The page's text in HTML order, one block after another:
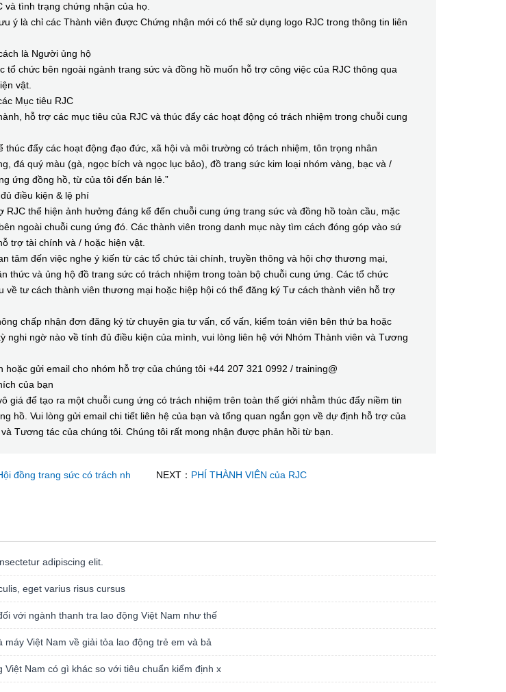
và tình trạng chứng nhận của họ.
là chỉ các Thành viên được Chứng nhận mới có thể sử dụng logo RJC trong thông tin liên
là Người ủng hộ
chức bên ngoài ngành trang sức và đồng hồ muốn hỗ trợ công việc của RJC thông qua
vật.
Mục tiêu RJC
hỗ trợ các mục tiêu của RJC và thúc đẩy các hoạt động có trách nhiệm trong chuỗi cung
đẩy các hoạt động đạo đức, xã hội và môi trường có trách nhiệm, tôn trọng nhân
đá quý màu (gà, ngọc bích và ngọc lục bảo), đồ trang sức kim loại nhóm vàng, bạc và /
ứng đồng hồ, từ của tôi đến bán lẻ.”
điều kiện & lệ phí
thể hiện ảnh hưởng đáng kể đến chuỗi cung ứng trang sức và đồng hồ toàn cầu, mặc
ngoài chuỗi cung ứng đó. Các thành viên trong danh mục này tìm cách đóng góp vào sứ
trợ tài chính và / hoặc hiện vật.
đến việc nghe ý kiến từ các tổ chức tài chính, truyền thông và hội chợ thương mại,
thức và ủng hộ đồ trang sức có trách nhiệm trong toàn bộ chuỗi cung ứng. Các tổ chức
về tư cách thành viên thương mại hoặc hiệp hội có thể đăng ký Tư cách thành viên hỗ trợ
chấp nhận đơn đăng ký từ chuyên gia tư vấn, cố vấn, kiểm toán viên bên thứ ba hoặc
nghi ngờ nào về tính đủ điều kiện của mình, vui lòng liên hệ với Nhóm Thành viên và Tương
gửi email cho nhóm hỗ trợ của chúng tôi +44 207 321 0992 / training@
của bạn
để tạo ra một chuỗi cung ứng có trách nhiệm trên toàn thế giới nhằm thúc đẩy niềm tin
hồ. Vui lòng gửi email chi tiết liên hệ của bạn và tổng quan ngắn gọn về dự định hỗ trợ của
Tương tác của chúng tôi. Chúng tôi rất mong nhận được phản hồi từ bạn.
đồng trang sức có trách nh NEXT： PHÍ THÀNH VIÊN của RJC
adipiscing elit.
eget varius risus cursus
với ngành thanh tra lao động Việt Nam như thế
Việt Nam về giải tỏa lao động trẻ em và bả
Nam có gì khác so với tiêu chuẩn kiểm định x